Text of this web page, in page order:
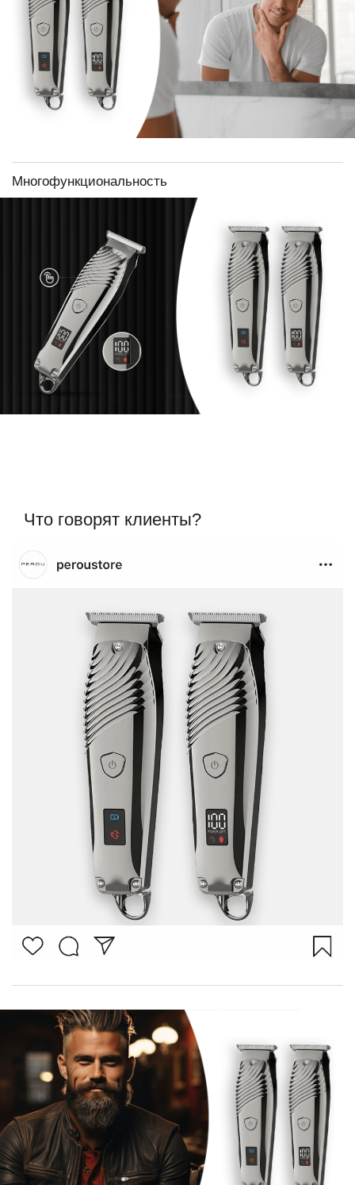
Многофункциональность
Что говорят клиенты?